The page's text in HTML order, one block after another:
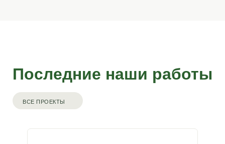
Последние наши работы
ВСЕ ПРОЕКТЫ